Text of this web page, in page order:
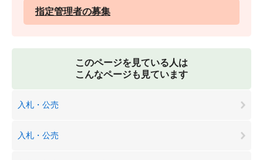
指定管理者の募集
このページを見ている人は
こんなページも見ています
入札・公売
入札・公売